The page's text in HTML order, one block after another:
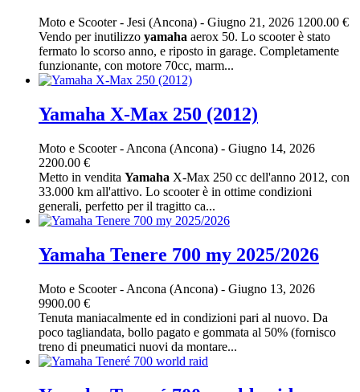
Moto e Scooter- Jesi (Ancona) - Giugno 21, 2026 1200.00 €
Vendo per inutilizzo yamaha aerox 50. Lo scooter è stato
fermato lo scorso anno, e riposto in garage. Completamente
funzionante, con motore 70cc, marm...
Yamaha X-Max 250 (2012)
Moto e Scooter- Ancona (Ancona) - Giugno 14, 2026
2200.00 €
Metto in vendita Yamaha X-Max 250 cc dell'anno 2012, con
33.000 km all'attivo. Lo scooter è in ottime condizioni
generali, perfetto per il tragitto ca...
Yamaha Tenere 700 my 2025/2026
Moto e Scooter- Ancona (Ancona) - Giugno 13, 2026
9900.00 €
Tenuta maniacalmente ed in condizioni pari al nuovo. Da
poco tagliandata, bollo pagato e gommata al 50% (fornisco
treno di pneumatici nuovi da montare...